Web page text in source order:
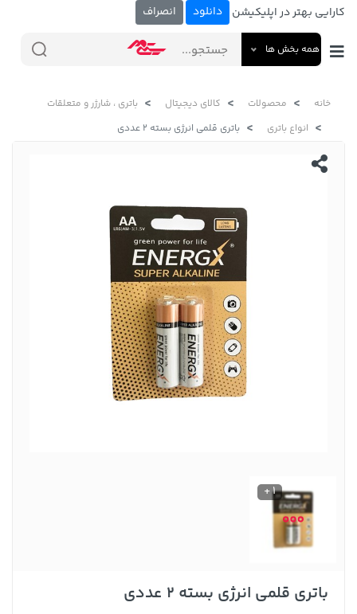
کارایی بهتر در اپلیکیشن دانلود انصراف
همه بخش ها
خانه محصولات کالای دیجیتال
باتری ، شارژر و متعلقات
انواع باتری
باتری قلمی انرژی بسته 2 عددی
1 +
باتری قلمی انرژی بسته 2 عددی